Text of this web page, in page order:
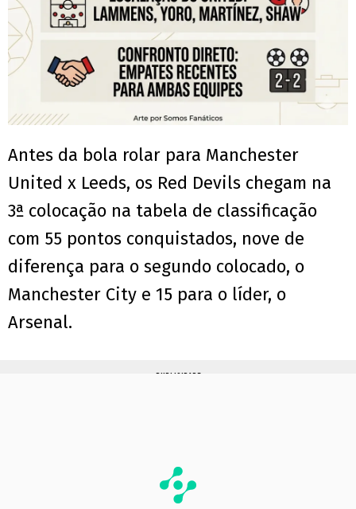
Antes da bola rolar para Manchester
United x Leeds, os Red Devils chegam na
3ª colocação na tabela de classificação
com 55 pontos conquistados, nove de
diferença para o segundo colocado, o
Manchester City e 15 para o líder, o
Arsenal.
PUBLICIDADE